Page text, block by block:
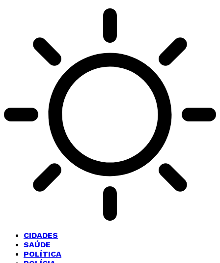
CIDADES
SAÚDE
POLÍTICA